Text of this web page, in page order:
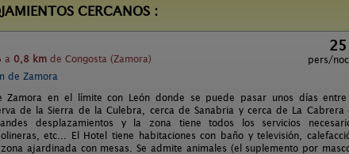
CERCANOS :
a 0,8 km de Congosta (Zamora)
pers/
de Zamora
en el límite con León donde se puede pasar unos días
de la Sierra de la Culebra, cerca de Sanabria y cerca de La Cabrera
desplazamientos y la zona tiene todos los servicios
etc... El Hotel tiene habitaciones con baño y televisión,
ajardinada con mesas. Se admite animales (el suplemento por